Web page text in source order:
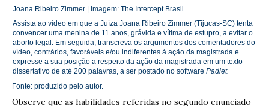
Joana Ribeiro Zimmer | Imagem: The Intercept Brasil
Assista ao vídeo em que a Juíza Joana Ribeiro Zimmer (Tijucas-SC) tenta
convencer uma menina de 11 anos, grávida e vítima de estupro, a evitar o
aborto legal. Em seguida, transcreva os argumentos dos comentadores do
vídeo, contrários, favoráveis e/ou indiferentes à ação da magistrada e
expresse a sua posição a respeito da ação da magistrada em um texto
dissertativo de até 200 palavras, a ser postado no software Padlet.
Fonte: produzido pelo autor.
Observe que as habilidades referidas no segundo enunciado